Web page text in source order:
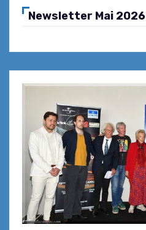
Newsletter Mai 2026